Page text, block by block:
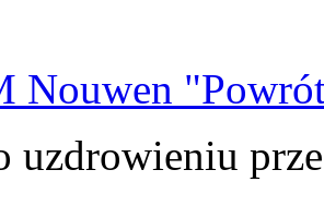
Nouwen
uzdrowieniu